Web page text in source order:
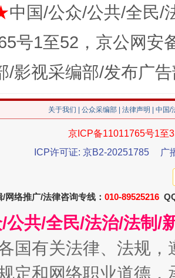
谢
域中谋全局
中国/公众/公共/全民/
号1至52，京公网安
/影视采编部/发布广
关于我们 公众采编部 法律声明 | 中国
京ICP备11011765号1至
ICP许可证: 京B2-20251785
广
/网络推广/法律咨询专线： 010-89525216
公共/全民/法治/法制/
国有关法律、法规
定和网络职业道德